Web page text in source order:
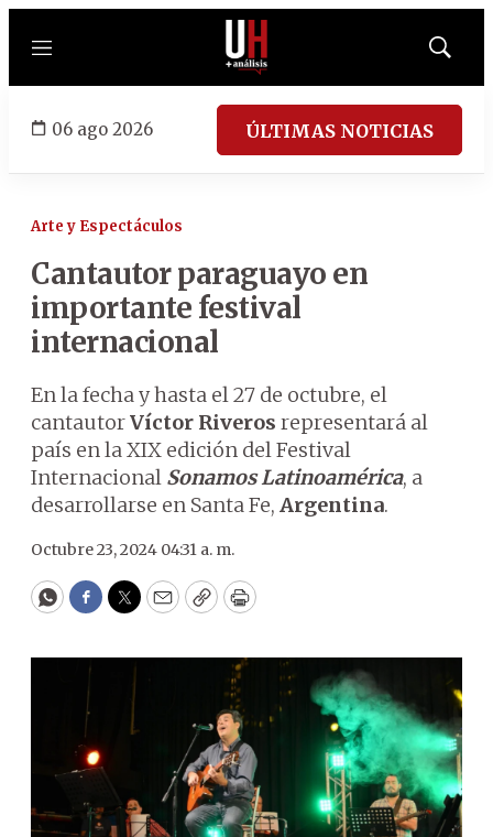
Menú
Mostrar
06 ago 2026 ÚLTIMAS NOTICIAS
Arte y Espectáculos
Cantautor paraguayo en
importante festival
internacional
En la fecha y hasta el 27 de octubre, el
cantautorVíctor Riveros representará al
país en la XIX edición del Festival
Internacional Sonamos Latinoamérica, a
desarrollarse en Santa Fe, Argentina.
Octubre 23, 2024 04:31 a. m.
WhatsApp
Facebook
Twitter
EmailCopyPrint